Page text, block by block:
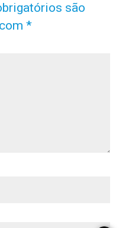
são
*